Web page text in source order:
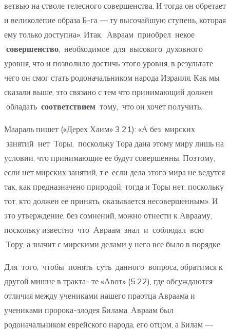
ветвью на стволе телесного совершенства. И тогда он обретает
и великолепие образа Б-га — ту высочайшую ступень, которая
ему только доступна». Итак, Авраам приобрел некое
совершенство, необходимое для высокого духовного
уровня, что и позволило достичь этого уровня, в результате
чего он смог стать родоначальником народа Израиля. Как мы
сказали выше, это связано с тем что принимающий должен
обладать соответствием тому, что он хочет получить.
Маараль пишет («Дерех Хаим» 3.21): «А без мирских
занятий нет Торы, поскольку Тора дана этому миру лишь на
условии, что принимающие ее будут совершенны. Поэтому,
если нет мирских занятий, т.е. если дела этого мира не ведутся
так, как предназначено природой, тогда и Торы нет, поскольку
тот, кто должен ее принять, оказывается несовершенным». И
это утверждение, без сомнений, можно отнести к Аврааму,
поскольку известно что Авраам знал и соблюдал всю
Тору, а значит с мирскими делами у него все было в порядке.
Для того, чтобы понять суть данного вопроса, обратимся к
другой мишне в тракта- те «Авот» (5.22), где обсуждаются
отличия между учениками нашего праотца Авраама и
учениками пророка-злодея Билама. Авраам был
родоначальником еврейского народа, его отцом, а Билам —